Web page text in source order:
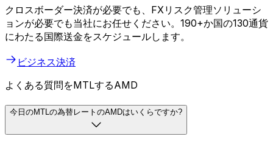
クロスボーダー決済が必要でも、FXリスク管理ソリューシ
ョンが必要でも当社にお任せください。190+か国の130通貨
にわたる国際送金をスケジュールします。
ビジネス決済
よくある質問をMTLするAMD
今日のMTLの為替レートのAMDはいくらですか?